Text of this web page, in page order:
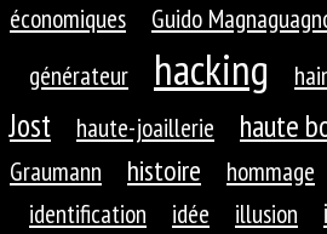
économiques
Guido
générateur
hacking
Jost
haute-joaillerie haute
Graumann
histoire hommage
identification
idée illusion